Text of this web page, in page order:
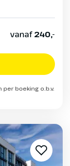
vanaf240,-
boeking o.b.v.